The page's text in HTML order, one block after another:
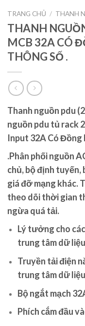
TRANG CHỦ / THANH
THANH
MCB 32A CÓ
THÔNG SỐ .
Thanh nguồn pdu
nguồn pdu tủ rack
Input 32A Có Đồng
.Phân phối nguồn
chủ, bộ định tuyến,
giá đỡ mạng khác.
theo dõi thời gian
ngừa quá tải.
Lý tưởng cho
trung tâm dữ liệu
Truyền tải điện
trung tâm dữ liệu
Bộ ngắt mạch
Phích cắm đầu